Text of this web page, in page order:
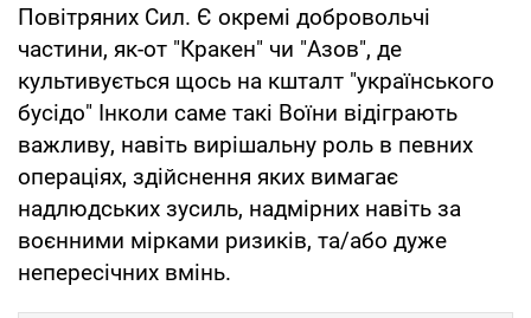
Повітряних Сил. Є окремі добровольчі
частини, як-от "Кракен" чи "Азов", де
культивується щось на кшталт "українського
бусідо" Інколи саме такі Воїни відіграють
важливу, навіть вирішальну роль в певних
операціях, здійснення яких вимагає
надлюдських зусиль, надмірних навіть за
воєнними мірками ризиків, та/або дуже
непересічних вмінь.